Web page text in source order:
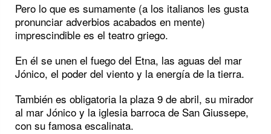
Pero lo que es sumamente (a los italianos les gusta
pronunciar adverbios acabados en mente)
imprescindible es el teatro griego.
En él se unen el fuego del Etna, las aguas del mar
Jónico, el poder del viento y la energía de la tierra.
También es obligatoria la plaza 9 de abril, su mirador
al mar Jónico y la iglesia barroca de San Giussepe,
con su famosa escalinata.